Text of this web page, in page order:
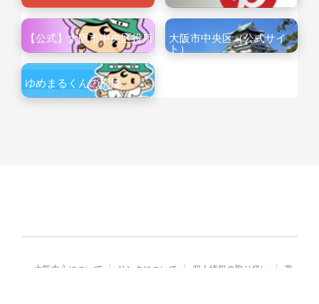
【公式】大阪市中央区役所
大阪市中央区（公式サイ
ト）
ゆめまるくんの部屋
大阪中心について リンクについて 個人情報の取り扱い
著